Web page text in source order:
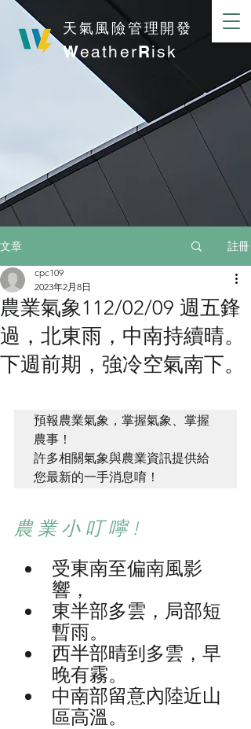
​天氣風險管理開發
WeatherRisk
文章 註冊
農業氣象112/02/09 週五鋒
過，北東雨，中南持續晴。
下週前期，強冷空氣南下。
cpc109
2023年2月8日
預報農業氣象，掌握氣象、掌握
農事！
許多相關氣象與農業資訊提供給
您最新的一手消息唷！
農 業 小 叮 嚀 !
受東南至偏南風影
響，
東半部多雲，局部短
暫雨。
西半部晴到多雲，早
晚有霧。
中南部留意內陸近山
區高溫。